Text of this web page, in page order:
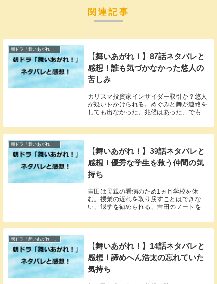
関連記事
朝ドラ「舞いあがれ！」
【舞いあがれ！】87話ネタバレと
感想！誰も気づかなかった悠人の
苦しみ
カリスマ投資家インサイダー取引か？悠人
が疑いをかけられる。めぐみと舞が連絡を
しても出なかった。兆候はあった、でも何
朝ドラ「舞いあがれ！」
【舞いあがれ！】39話ネタバレと
感想！優秀な学生を救う仲間の気
持ち
吉田は母親の看病のため1ヵ月学校を休
む。授業の遅れを取り戻すことはできな
い。退学を勧められる。吉田のノートを見
朝ドラ「舞いあがれ！」
【舞いあがれ！】14話ネタバレと
感想！諦めへん浩太の忘れていた
気持ち